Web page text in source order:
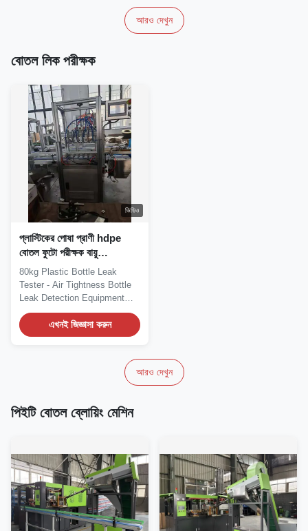
আরও দেখুন
বোতল লিক পরীক্ষক
ভিডিও
প্লাস্টিকের পোষা প্রাণী hdpe
বোতল ফুটো পরীক্ষক বায়ু
tightness বোতল ফুটো
সনাক্তকরণ সরঞ্জাম বোতল
প্যাকেজিং মেশিন
80kg Plastic Bottle Leak
Tester - Air Tightness Bottle
Leak Detection Equipment
Automatic Plastic...
এখনই জিজ্ঞাসা করুন
আরও দেখুন
পিইটি বোতল ব্লোয়িং মেশিন